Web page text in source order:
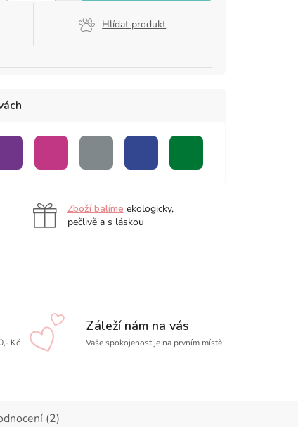
Hlídat produkt
Zboží balíme ekologicky,
pečlivě a s láskou
Kč
Záleží nám na vás
Vaše spokojenost je na prvním místě
(2)